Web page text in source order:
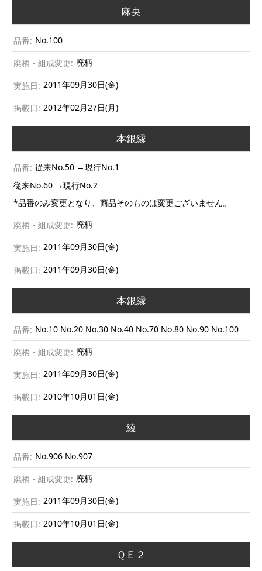
麻央
No.100
廃柄
2011年09月30日(金)
2012年02月27日(月)
本銀縁
従来No.50 →現行No.1
従来No.60 →現行No.2
*品番のみ変更となり、商品そのものは変更ございません。
廃柄
2011年09月30日(金)
2011年09月30日(金)
本銀縁
No.10 No.20 No.30 No.40 No.70 No.80 No.90 No.100
廃柄
2011年09月30日(金)
2010年10月01日(金)
綾
No.906 No.907
廃柄
2011年09月30日(金)
2010年10月01日(金)
ＱＥ２